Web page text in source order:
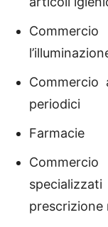
periodici
Farmacie
prescrizione